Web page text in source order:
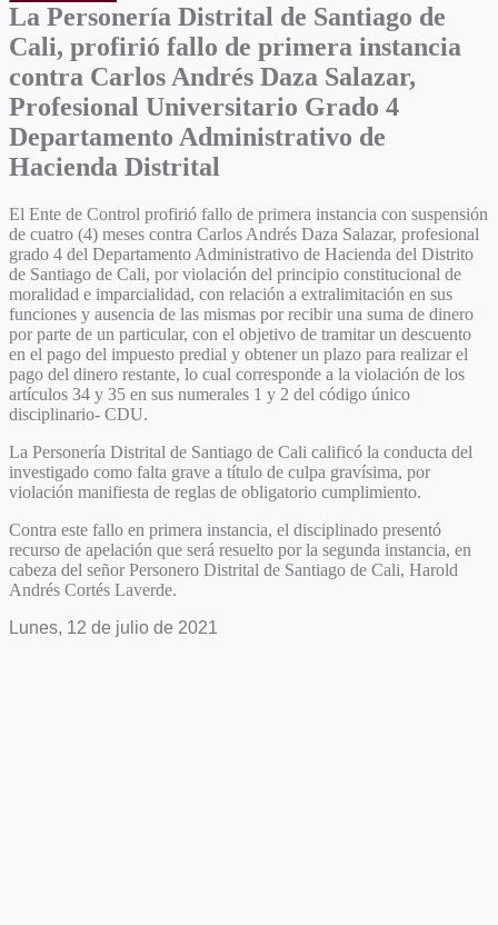
La Personería Distrital de Santiago de
Cali, profirió fallo de primera instancia
contra Carlos Andrés Daza Salazar,
Profesional Universitario Grado 4
Departamento Administrativo de
Hacienda Distrital
El Ente de Control profirió fallo de primera instancia con suspensión
de cuatro (4) meses contra Carlos Andrés Daza Salazar, profesional
grado 4 del Departamento Administrativo de Hacienda del Distrito
de Santiago de Cali, por violación del principio constitucional de
moralidad e imparcialidad, con relación a extralimitación en sus
funciones y ausencia de las mismas por recibir una suma de dinero
por parte de un particular, con el objetivo de tramitar un descuento
en el pago del impuesto predial y obtener un plazo para realizar el
pago del dinero restante, lo cual corresponde a la violación de los
artículos 34 y 35 en sus numerales 1 y 2 del código único
disciplinario- CDU.
La Personería Distrital de Santiago de Cali calificó la conducta del
investigado como falta grave a título de culpa gravísima, por
violación manifiesta de reglas de obligatorio cumplimiento.
Contra este fallo en primera instancia, el disciplinado presentó
recurso de apelación que será resuelto por la segunda instancia, en
cabeza del señor Personero Distrital de Santiago de Cali, Harold
Andrés Cortés Laverde.
Lunes, 12 de julio de 2021